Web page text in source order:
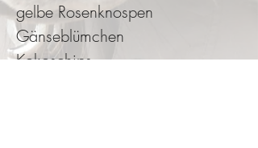
gelbe Rosenknospen
Gänseblümchen
Kokoschips